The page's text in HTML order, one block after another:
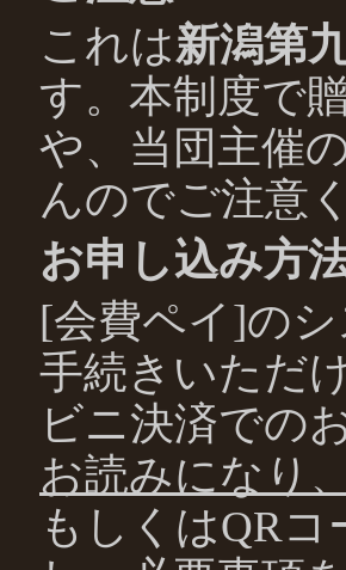
これは新潟第
す。本制度で
や、当団主催
んのでご注意
お申し込み方
[会費ペイ]の
手続きいただ
ビニ決済での
お読みになり
もしくはQR